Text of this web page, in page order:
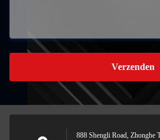
Verzenden
888 Shengli Road, Zhonghe